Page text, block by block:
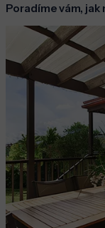
Poradíme vám, jak